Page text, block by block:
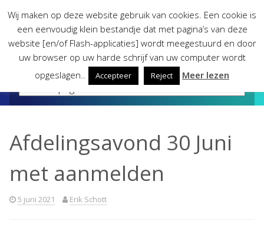
content
Afdelingsavond 30 Juni
met aanmelden
5 juni 2021 Erik Schott
Wij maken op deze website gebruik van cookies. Een cookie is
een eenvoudig klein bestandje dat met pagina’s van deze
website [en/of Flash-applicaties] wordt meegestuurd en door
uw browser op uw harde schrijf van uw computer wordt
opgeslagen..
Accepteer Reject Meer lezen